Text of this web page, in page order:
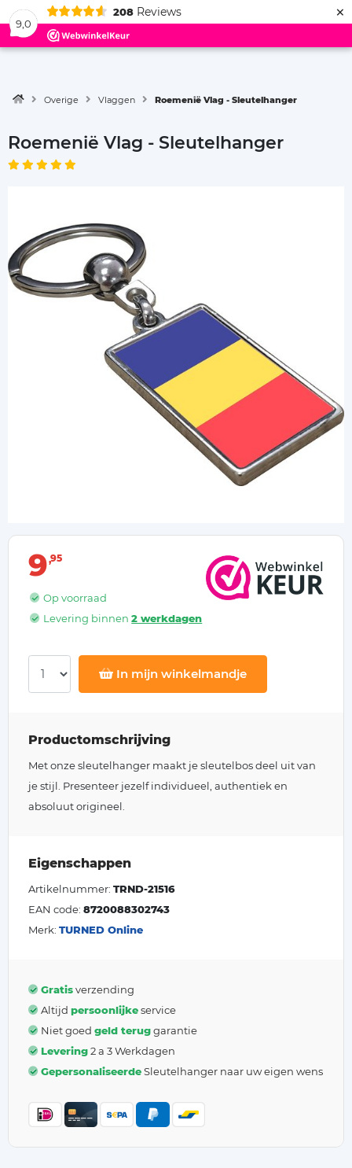
9,0
208 Reviews ×
Menu
Overige Vlaggen Roemenië Vlag - Sleutelhanger
Roemenië Vlag - Sleutelhanger
9 95
Op voorraad
Levering binnen2 werkdagen
In mijn winkelmandje
Productomschrijving
Met onze sleutelhanger maakt je sleutelbos deel uit van
je stijl. Presenteer jezelf individueel, authentiek en
absoluut origineel.
Eigenschappen
Artikelnummer: TRND-21516
EAN code: 8720088302743
Merk: TURNED Online
Gratisverzending
Altijd persoonlijkeservice
Niet goed geld teruggarantie
Levering2 a 3 Werkdagen
GepersonaliseerdeSleutelhanger naar uw eigen wens